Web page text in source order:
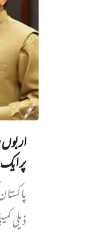
پر
ذیلی